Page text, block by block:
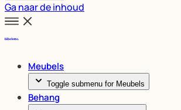
Ga naar de inhoud
Meubels
Toggle submenu for Meubels
Behang